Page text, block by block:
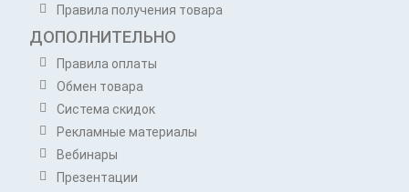
Правила получения товара
ДОПОЛНИТЕЛЬНО
Правила оплаты
Обмен товара
Система скидок
Рекламные материалы
Вебинары
Презентации